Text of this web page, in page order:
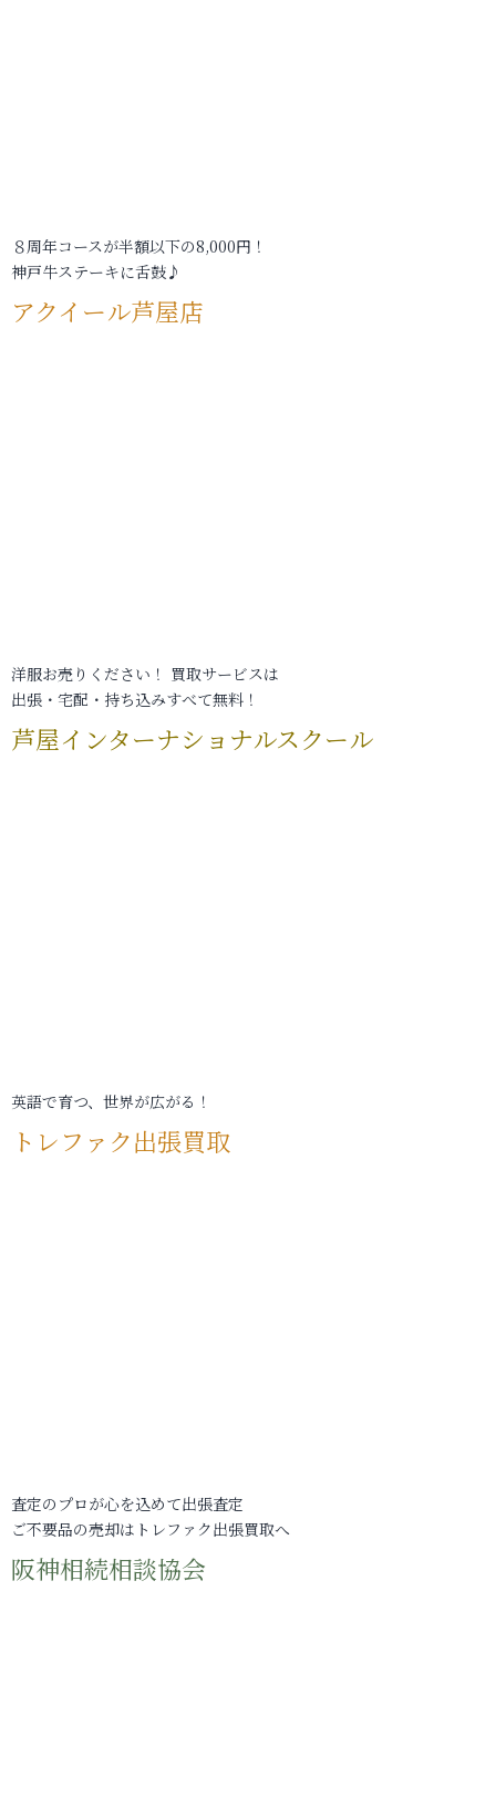
８周年コースが半額以下の8,000円！
神戸牛ステーキに舌鼓♪
アクイール芦屋店
洋服お売りください！ 買取サービスは
出張・宅配・持ち込みすべて無料！
芦屋インターナショナルスクール
英語で育つ、世界が広がる！
トレファク出張買取
査定のプロが心を込めて出張査定
ご不要品の売却はトレファク出張買取へ
阪神相続相談協会